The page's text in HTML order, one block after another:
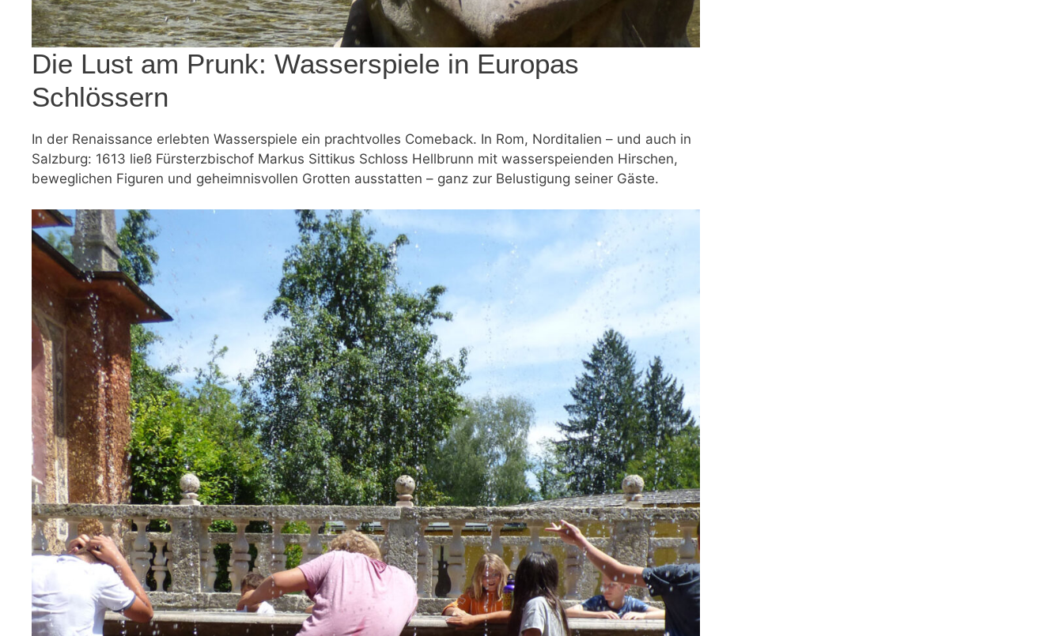
Die Lust am Prunk: Wasserspiele in Europas
Schlössern
In der Renaissance erlebten Wasserspiele ein prachtvolles Comeback. In Rom, Norditalien – und auch in
Salzburg: 1613 ließ Fürsterzbischof Markus Sittikus Schloss Hellbrunn mit wasserspeienden Hirschen,
beweglichen Figuren und geheimnisvollen Grotten ausstatten – ganz zur Belustigung seiner Gäste.